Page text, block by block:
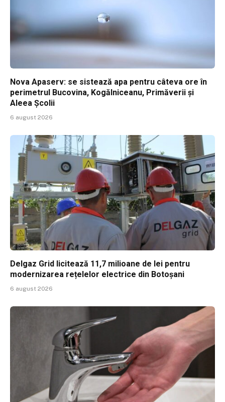
Nova Apaserv: se sistează apa pentru câteva ore în
perimetrul Bucovina, Kogălniceanu, Primăverii și
Aleea Școlii
6 august 2026
Delgaz Grid licitează 11,7 milioane de lei pentru
modernizarea rețelelor electrice din Botoșani
6 august 2026